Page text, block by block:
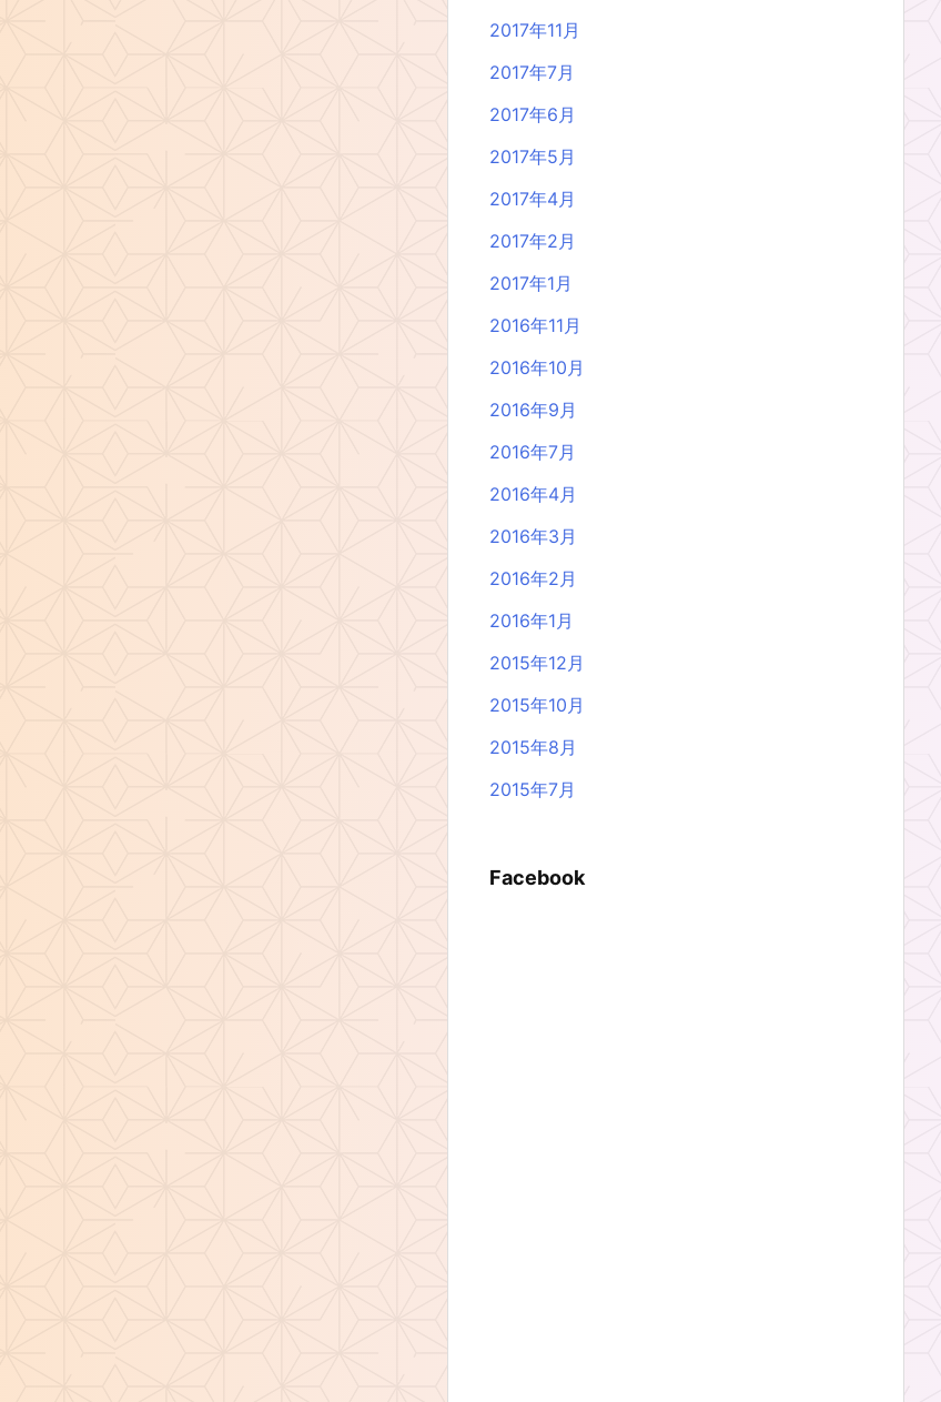
2017年11月
2017年7月
2017年6月
2017年5月
2017年4月
2017年2月
2017年1月
2016年11月
2016年10月
2016年9月
2016年7月
2016年4月
2016年3月
2016年2月
2016年1月
2015年12月
2015年10月
2015年8月
2015年7月
Facebook